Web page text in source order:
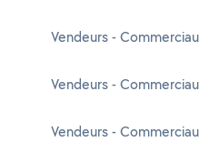
Vendeurs -
Vendeurs -
Vendeurs -